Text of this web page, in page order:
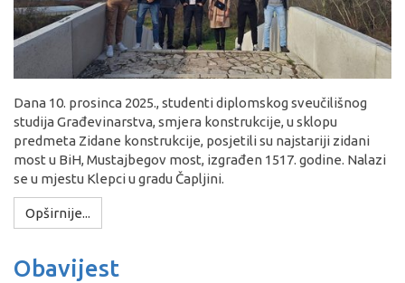
Dana 10. prosinca 2025., studenti diplomskog sveučilišnog
studija Građevinarstva, smjera konstrukcije, u sklopu
predmeta Zidane konstrukcije, posjetili su najstariji zidani
most u BiH, Mustajbegov most, izgrađen 1517. godine. Nalazi
se u mjestu Klepci u gradu Čapljini.
Opširnije...
Obavijest